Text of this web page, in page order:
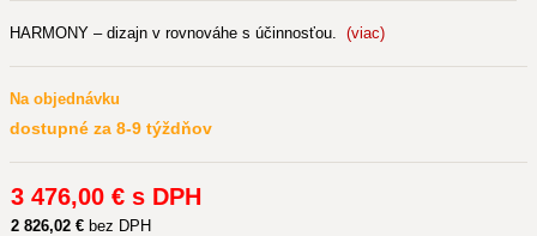
HARMONY – dizajn v rovnováhe s účinnosťou. (viac)
Na objednávku
dostupné za 8-9 týždňov
3 476,00 € s DPH
2 826,02 € bez DPH